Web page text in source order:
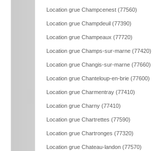
Location grue Champcenest (77560)
Location grue Champdeuil (77390)
Location grue Champeaux (77720)
Location grue Champs-sur-marne (77420)
Location grue Changis-sur-marne (77660)
Location grue Chanteloup-en-brie (77600)
Location grue Charmentray (77410)
Location grue Charny (77410)
Location grue Chartrettes (77590)
Location grue Chartronges (77320)
Location grue Chateau-landon (77570)